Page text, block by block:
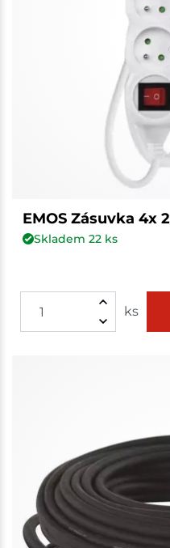
EMOS Zásuvka 4x
Skladem 22ks
ks